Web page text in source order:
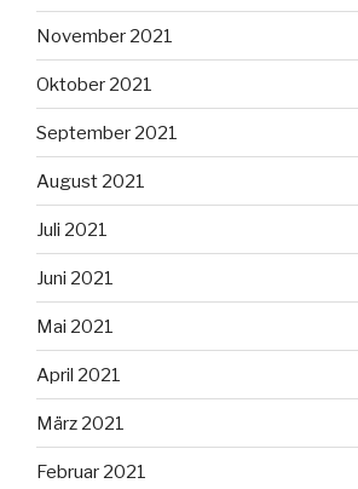
November 2021
Oktober 2021
September 2021
August 2021
Juli 2021
Juni 2021
Mai 2021
April 2021
März 2021
Februar 2021